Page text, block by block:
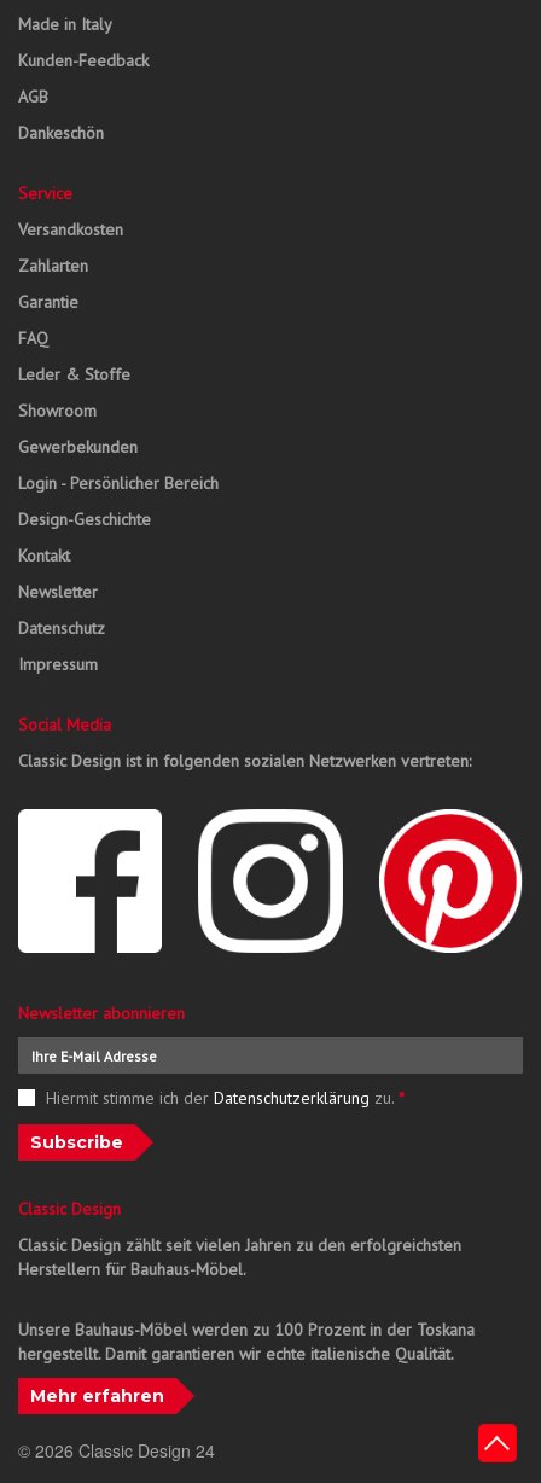
Made in Italy
Kunden-Feedback
AGB
Dankeschön
Service
Versandkosten
Zahlarten
Garantie
FAQ
Leder & Stoffe
Showroom
Gewerbekunden
Login - Persönlicher Bereich
Design-Geschichte
Kontakt
Newsletter
Datenschutz
Impressum
Social Media
Classic Design ist in folgenden sozialen Netzwerken vertreten:
Newsletter abonnieren
Hiermit stimme ich der Datenschutzerklärung zu. *
Subscribe
Classic Design
Classic Design zählt seit vielen Jahren zu den erfolgreichsten
Herstellern für Bauhaus-Möbel.
Unsere Bauhaus-Möbel werden zu 100 Prozent in der Toskana
hergestellt. Damit garantieren wir echte italienische Qualität.
Mehr erfahren
© 2026 Classic Design 24